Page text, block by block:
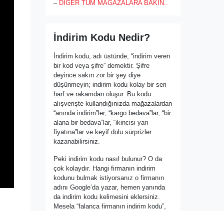
– DİĞER TÜM MAĞAZALARA BAKIN..
İndirim Kodu Nedir?
İndirim kodu, adı üstünde, “indirim veren
bir kod veya şifre” demektir. Şifre
deyince sakın zor bir şey diye
düşünmeyin; indirim kodu kolay bir seri
harf ve rakamdan oluşur. Bu kodu
alışverişte kullandığınızda mağazalardan
“anında indirim”ler, “kargo bedava”lar, “bir
alana bir bedava”lar, “ikincisi yarı
fiyatına”lar ve keyif dolu sürprizler
kazanabilirsiniz.
Peki indirim kodu nasıl bulunur? O da
çok kolaydır. Hangi firmanın indirim
kodunu bulmak istiyorsanız o firmanın
adını Google’da yazar, hemen yanında
da indirim kodu kelimesini eklersiniz.
Mesela “falanca firmanın indirim kodu”,